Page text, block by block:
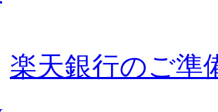
楽天銀行のご準